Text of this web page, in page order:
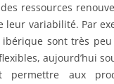
ressources
leur variabilité. Par
sont très
aujourd’hui
permettre aux